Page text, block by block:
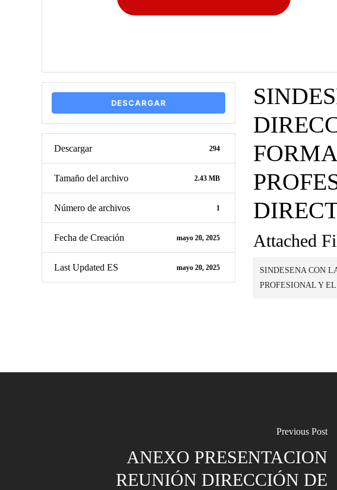
DESCARGAR
Descargar 294
Tamaño del archivo 2.43 MB
Número de archivos 1
Fecha de Creación mayo 20, 2025
Last Updated ES mayo 20, 2025
Attached
SINDESENA CON
PROFESIONAL Y
Previous Post
ANEXO PRESENTACION
REUNIÓN DIRECCIÓN DE